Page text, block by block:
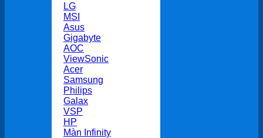
LG
MSI
Asus
Gigabyte
AOC
ViewSonic
Acer
Samsung
Philips
Galax
VSP
HP
Màn Infinity